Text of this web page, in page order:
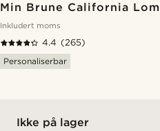
Min Brune California
Inkludert moms
4.4 (265)
Personaliserbar
Ikke på lager